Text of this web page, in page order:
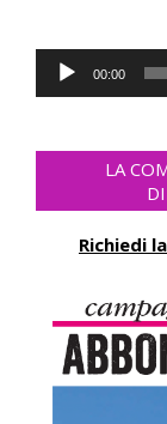
Reproductor
de
00:00
LA
Richiedi